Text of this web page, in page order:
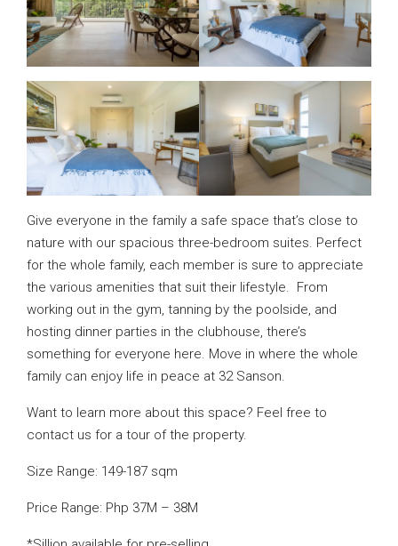
Give everyone in the family a safe space that’s close to
nature with our spacious three-bedroom suites. Perfect
for the whole family, each member is sure to appreciate
the various amenities that suit their lifestyle. From
working out in the gym, tanning by the poolside, and
hosting dinner parties in the clubhouse, there’s
something for everyone here. Move in where the whole
family can enjoy life in peace at 32 Sanson.
Want to learn more about this space? Feel free to
contact us for a tour of the property.
Size Range: 149-187 sqm
Price Range: Php 37M – 38M